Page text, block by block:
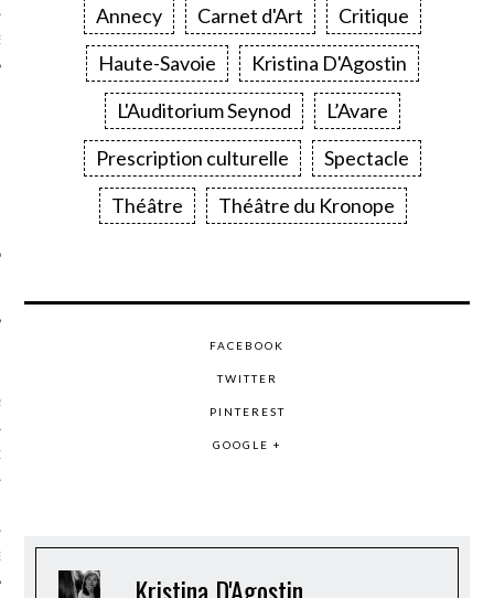
SUIVEZ-NOUS
CARAVELLE
PODCAST
Annecy Carnet d'Art
Critique
Haute-Savoie
Kristina D'Agostin
L'Auditorium Seynod
L’Avare
Prescription culturelle
Spectacle
Théâtre
Théâtre du Kronope
FACEBOOK
TWITTER
PINTEREST
GOOGLE +